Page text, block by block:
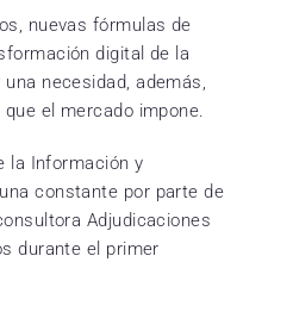
nuevas fórmulas de
digital de la
necesidad, además,
el mercado impone.
la Información y
constante por parte de
Adjudicaciones
durante el primer